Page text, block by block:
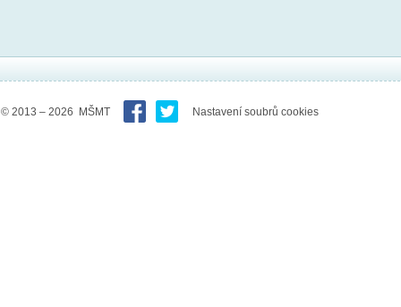
© 2013 – 2026 MŠMT Nastavení soubrů cookies